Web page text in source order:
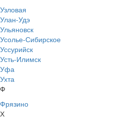
Узловая
Улан-Удэ
Ульяновск
Усолье-Сибирское
Уссурийск
Усть-Илимск
Уфа
Ухта
Ф
Фрязино
Х